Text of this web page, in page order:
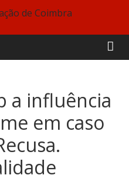
a influência
em caso